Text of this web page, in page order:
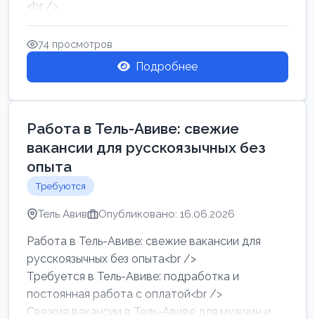
<br />
Работа в Нетании на мебельном производстве:
требу...
74 просмотров
Подробнее
Работа в Тель-Авиве: свежие
вакансии для русскоязычных без
опыта
Требуются
Тель Авив Опубликовано: 16.06.2026
Работа в Тель-Авиве: свежие вакансии для
русскоязычных без опыта<br />
Требуется в Тель-Авиве: подработка и
постоянная работа с оплатой<br />
Свежие вакансии в Тель-Авиве для мужчин и